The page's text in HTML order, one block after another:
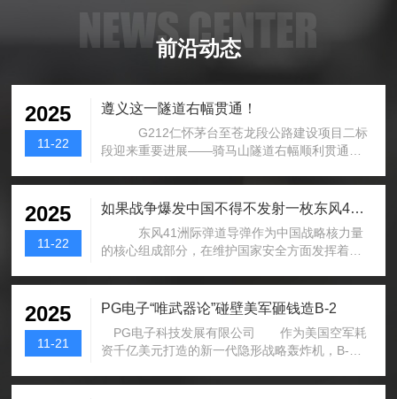
NEWS CENTER
前沿动态
2025
11-22
遵义这一隧道右幅贯通！
G212仁怀茅台至苍龙段公路建设项目二标
段迎来重要进展——骑马山隧道右幅顺利贯通！
2025
11-22
如果战争爆发中国不得不发射一枚东风41到
东风41洲际弹道导弹作为中国战略核力量
的核心组成部分，在维护国家安全方面发挥着不
2025
11-21
PG电子“唯武器论”碰壁美军砸钱造B-2
PG电子科技发展有限公司 作为美国空军耗
资千亿美元打造的新一代隐形战略轰炸机，B-